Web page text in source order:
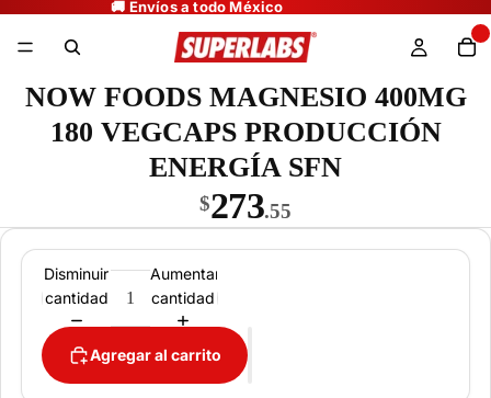
NOW FOODS MAGNESIO 400MG
180 VEGCAPS PRODUCCIÓN
ENERGÍA SFN
$273.55
Disminuir
cantidad
Aumentar
cantidad
Agregar al carrito